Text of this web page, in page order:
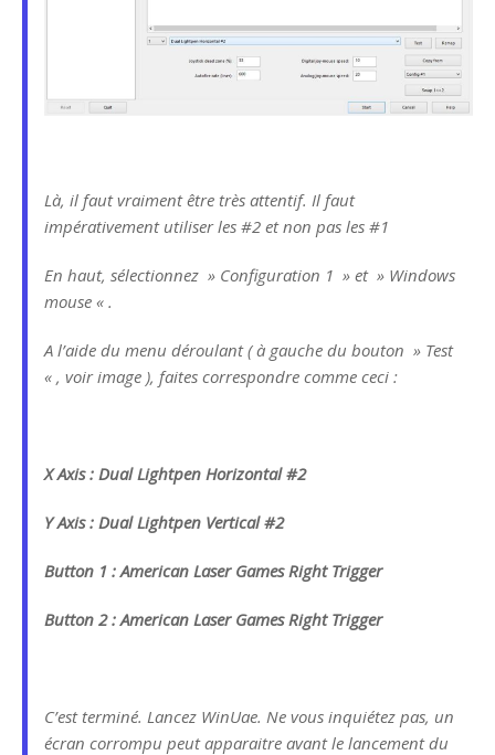
Là, il faut vraiment être très attentif. Il faut
impérativement utiliser les #2 et non pas les #1
En haut, sélectionnez » Configuration 1 » et » Windows
mouse « .
A l’aide du menu déroulant ( à gauche du bouton » Test
« , voir image ), faites correspondre comme ceci :
X Axis : Dual Lightpen Horizontal #2
Y Axis : Dual Lightpen Vertical #2
Button 1 : American Laser Games Right Trigger
Button 2 : American Laser Games Right Trigger
C’est terminé. Lancez WinUae. Ne vous inquiétez pas, un
écran corrompu peut apparaitre avant le lancement du